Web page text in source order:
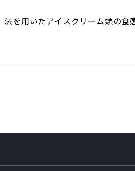
を用いたアイスクリーム類の食